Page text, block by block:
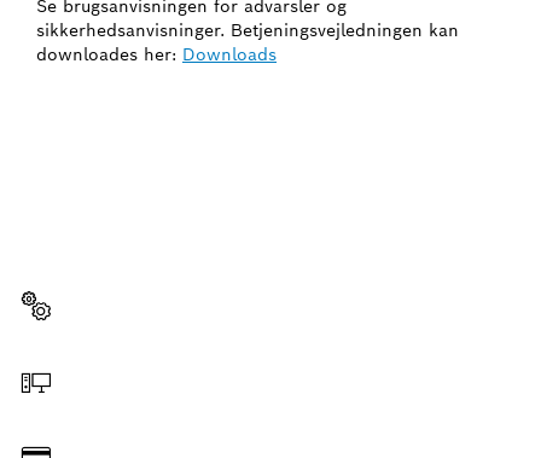
Se brugsanvisningen for advarsler og
sikkerhedsanvisninger. Betjeningsvejledningen kan
downloades her: Downloads